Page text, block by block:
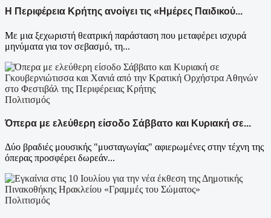
Η Περιφέρεια Κρήτης ανοίγει τις «Ημέρες Παιδικού...
Με μια ξεχωριστή θεατρική παράσταση που μεταφέρει ισχυρά
μηνύματα για τον σεβασμό, τη...
Πολιτισμός
Όπερα με ελεύθερη είσοδο Σάββατο και Κυριακή σε...
Δύο βραδιές μουσικής "μυσταγωγίας" αφιερωμένες στην τέχνη της
όπερας προσφέρει δωρεάν...
Πολιτισμός